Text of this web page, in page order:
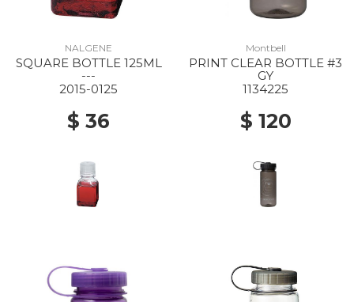
NALGENE
SQUARE BOTTLE 125ML
---
2015-0125
$ 36
Montbell
PRINT CLEAR BOTTLE #3
GY
1134225
$ 120